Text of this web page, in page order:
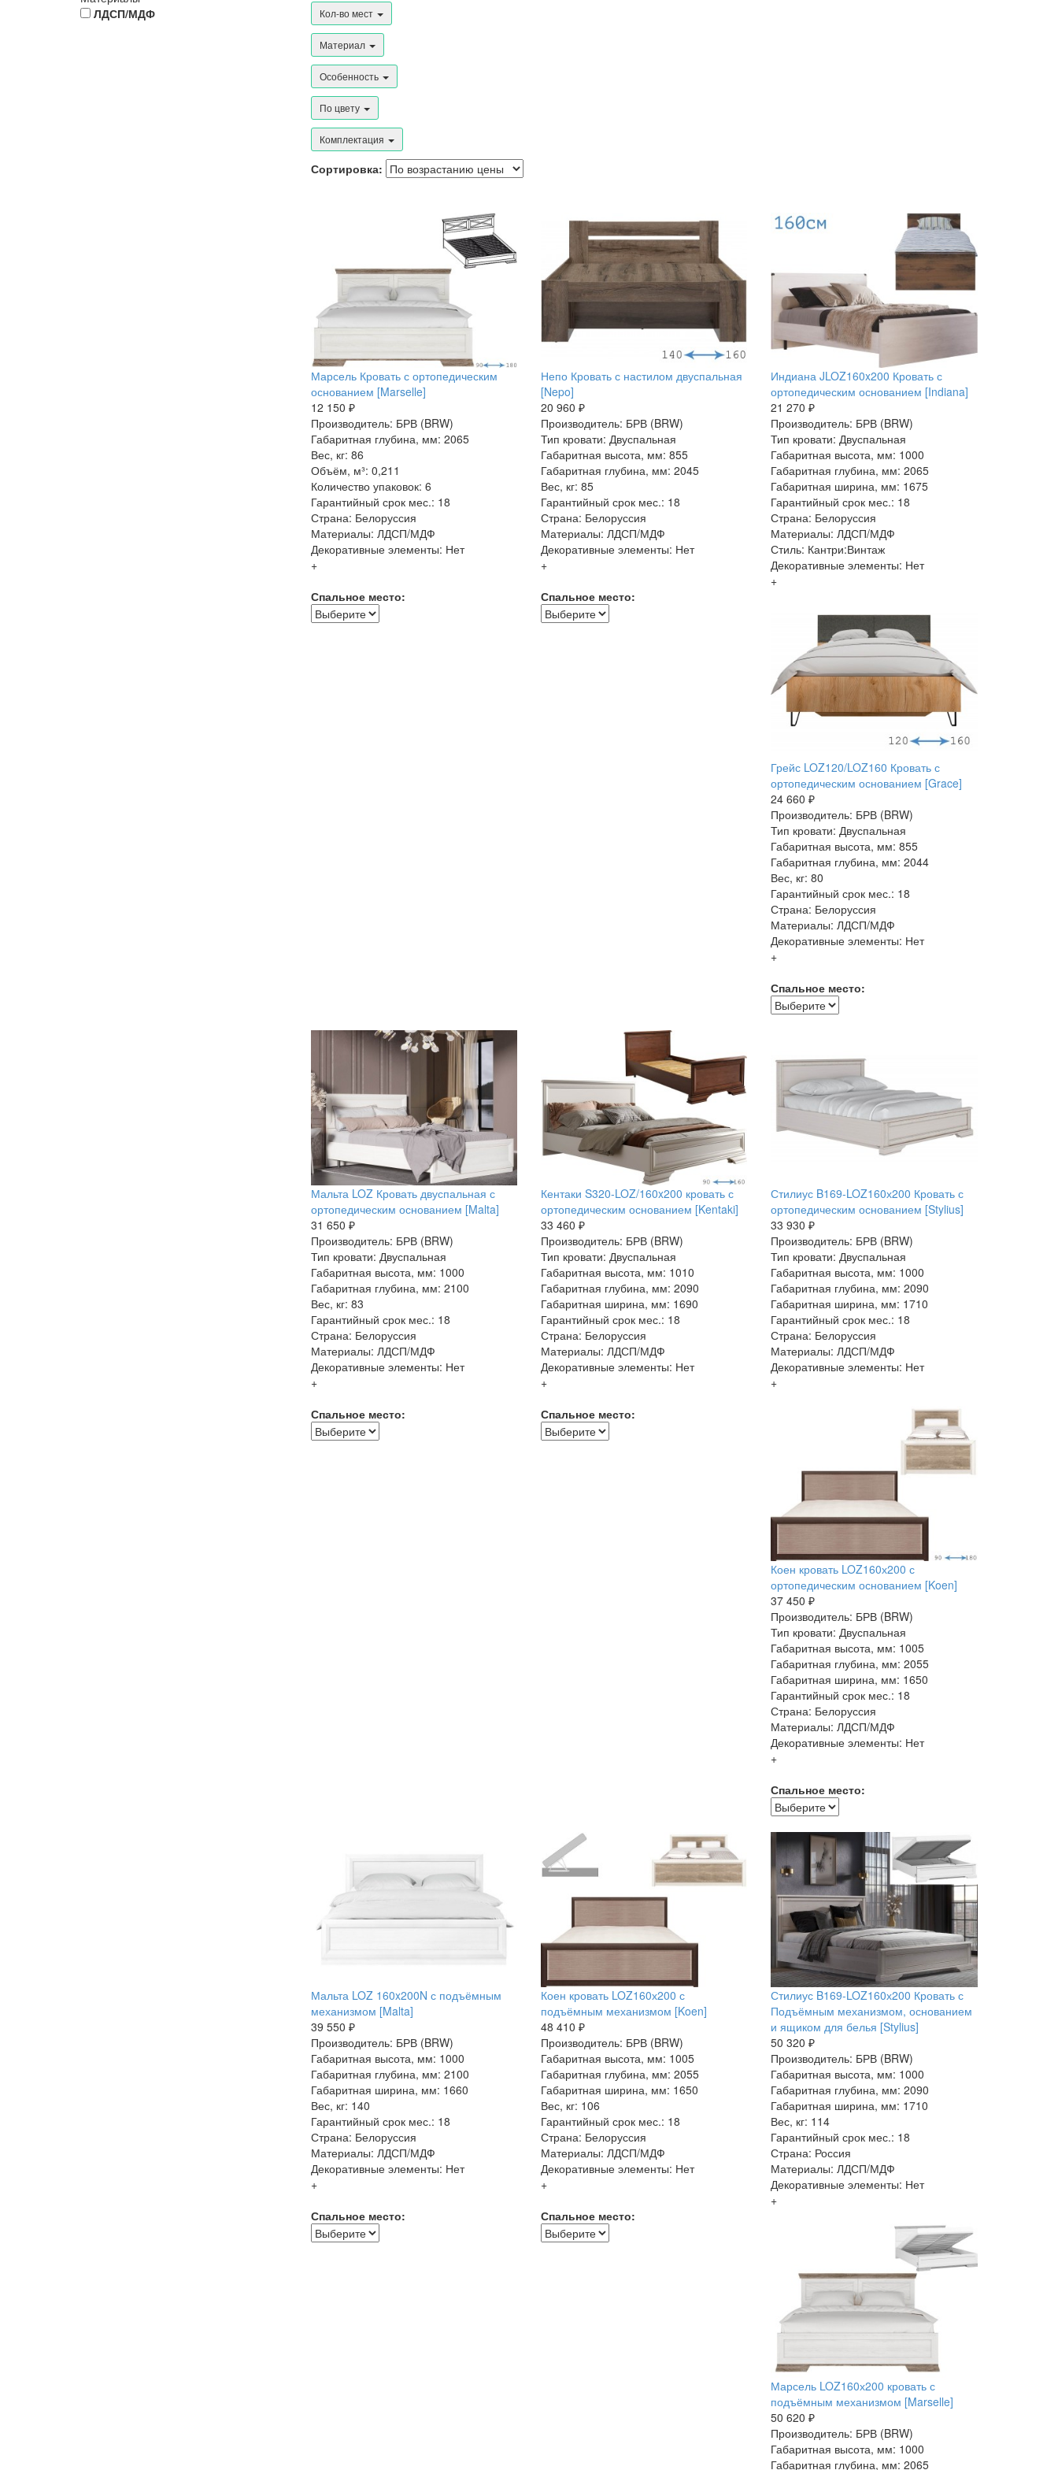
ЛДСП/МДФ
Кол-во мест
Материал
Особенность
По цвету
Комплектация
Сортировка:
Марсель Кровать с ортопедическим
основанием [Marselle]
12 150 ₽
Производитель: БРВ (BRW)
Габаритная глубина, мм: 2065
Вес, кг: 86
Объём, м³: 0,211
Количество упаковок: 6
Гарантийный срок мес.: 18
Страна: Белоруссия
Материалы: ЛДСП/МДФ
Декоративные элементы: Нет
+
Спальное место:
Непо Кровать с настилом двуспальная
[Nepo]
20 960 ₽
Производитель: БРВ (BRW)
Тип кровати: Двуспальная
Габаритная высота, мм: 855
Габаритная глубина, мм: 2045
Вес, кг: 85
Гарантийный срок мес.: 18
Страна: Белоруссия
Материалы: ЛДСП/МДФ
Декоративные элементы: Нет
+
Спальное место:
Индиана JLOZ160x200 Кровать с
ортопедическим основанием [Indiana]
21 270 ₽
Производитель: БРВ (BRW)
Тип кровати: Двуспальная
Габаритная высота, мм: 1000
Габаритная глубина, мм: 2065
Габаритная ширина, мм: 1675
Гарантийный срок мес.: 18
Страна: Белоруссия
Материалы: ЛДСП/МДФ
Стиль: Кантри:Винтаж
Декоративные элементы: Нет
+
Грейс LOZ120/LOZ160 Кровать с
ортопедическим основанием [Grace]
24 660 ₽
Производитель: БРВ (BRW)
Тип кровати: Двуспальная
Габаритная высота, мм: 855
Габаритная глубина, мм: 2044
Вес, кг: 80
Гарантийный срок мес.: 18
Страна: Белоруссия
Материалы: ЛДСП/МДФ
Декоративные элементы: Нет
+
Спальное место:
Мальта LOZ Кровать двуспальная с
ортопедическим основанием [Malta]
31 650 ₽
Производитель: БРВ (BRW)
Тип кровати: Двуспальная
Габаритная высота, мм: 1000
Габаритная глубина, мм: 2100
Вес, кг: 83
Гарантийный срок мес.: 18
Страна: Белоруссия
Материалы: ЛДСП/МДФ
Декоративные элементы: Нет
+
Спальное место:
Кентаки S320-LOZ/160x200 кровать с
ортопедическим основанием [Kentaki]
33 460 ₽
Производитель: БРВ (BRW)
Тип кровати: Двуспальная
Габаритная высота, мм: 1010
Габаритная глубина, мм: 2090
Габаритная ширина, мм: 1690
Гарантийный срок мес.: 18
Страна: Белоруссия
Материалы: ЛДСП/МДФ
Декоративные элементы: Нет
+
Спальное место:
Стилиус B169-LOZ160х200 Кровать с
ортопедическим основанием [Stylius]
33 930 ₽
Производитель: БРВ (BRW)
Тип кровати: Двуспальная
Габаритная высота, мм: 1000
Габаритная глубина, мм: 2090
Габаритная ширина, мм: 1710
Гарантийный срок мес.: 18
Страна: Белоруссия
Материалы: ЛДСП/МДФ
Декоративные элементы: Нет
+
Коен кровать LOZ160х200 с
ортопедическим основанием [Koen]
37 450 ₽
Производитель: БРВ (BRW)
Тип кровати: Двуспальная
Габаритная высота, мм: 1005
Габаритная глубина, мм: 2055
Габаритная ширина, мм: 1650
Гарантийный срок мес.: 18
Страна: Белоруссия
Материалы: ЛДСП/МДФ
Декоративные элементы: Нет
+
Спальное место:
Мальта LOZ 160x200N с подъёмным
механизмом [Malta]
39 550 ₽
Производитель: БРВ (BRW)
Габаритная высота, мм: 1000
Габаритная глубина, мм: 2100
Габаритная ширина, мм: 1660
Вес, кг: 140
Гарантийный срок мес.: 18
Страна: Белоруссия
Материалы: ЛДСП/МДФ
Декоративные элементы: Нет
+
Спальное место:
Коен кровать LOZ160х200 с
подъёмным механизмом [Koen]
48 410 ₽
Производитель: БРВ (BRW)
Габаритная высота, мм: 1005
Габаритная глубина, мм: 2055
Габаритная ширина, мм: 1650
Вес, кг: 106
Гарантийный срок мес.: 18
Страна: Белоруссия
Материалы: ЛДСП/МДФ
Декоративные элементы: Нет
+
Спальное место:
Стилиус B169-LOZ160х200 Кровать с
Подъёмным механизмом, основанием
и ящиком для белья [Stylius]
50 320 ₽
Производитель: БРВ (BRW)
Габаритная высота, мм: 1000
Габаритная глубина, мм: 2090
Габаритная ширина, мм: 1710
Вес, кг: 114
Гарантийный срок мес.: 18
Страна: Россия
Материалы: ЛДСП/МДФ
Декоративные элементы: Нет
+
Марсель LOZ160х200 кровать с
подъёмным механизмом [Marselle]
50 620 ₽
Производитель: БРВ (BRW)
Габаритная высота, мм: 1000
Габаритная глубина, мм: 2065